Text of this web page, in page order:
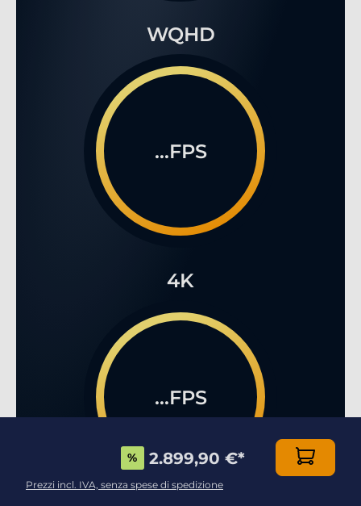
WQHD
...FPS
4K
...FPS
% 2.899,90 €*
Prezzi incl. IVA, senza spese di spedizione